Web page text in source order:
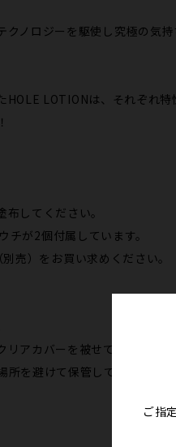
ノロジーを駆使し究極の気
LOTIONは、それぞれ特
してください。
が2個付属しています。
売）をお買い求めください。
アカバーを被せて保管してく
を避けて保管してください。
ご指